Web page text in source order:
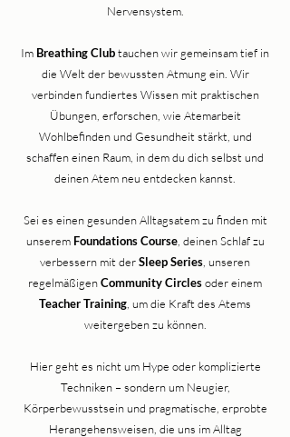
Nervensystem.
Im Breathing Clubtauchen wir gemeinsam tief in
die Welt der bewussten Atmung ein. Wir
verbinden fundiertes Wissen mit praktischen
Übungen, erforschen, wie Atemarbeit
Wohlbefinden und Gesundheit stärkt, und
schaffen einen Raum, in dem du dich selbst und
deinen Atem neu entdecken kannst.
Sei es einen gesunden Alltagsatem zu finden mit
unserem Foundations Course, deinen Schlaf zu
verbessern mit derSleep Series , unseren
regelmäßigenCommunity Circlesoder einem
Teacher Training , um die Kraft des Atems
weitergeben zu können.
Hier geht es nicht um Hype oder komplizierte
Techniken – sondern um Neugier,
Körperbewusstsein und pragmatische, erprobte
Herangehensweisen, die uns im Alltag